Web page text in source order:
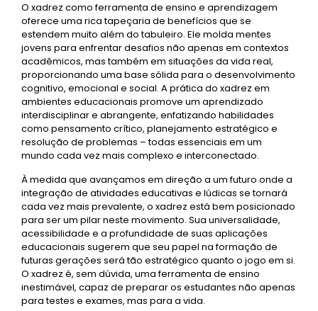
O xadrez como ferramenta de ensino e aprendizagem
oferece uma rica tapeçaria de benefícios que se
estendem muito além do tabuleiro. Ele molda mentes
jovens para enfrentar desafios não apenas em contextos
acadêmicos, mas também em situações da vida real,
proporcionando uma base sólida para o desenvolvimento
cognitivo, emocional e social. A prática do xadrez em
ambientes educacionais promove um aprendizado
interdisciplinar e abrangente, enfatizando habilidades
como pensamento crítico, planejamento estratégico e
resolução de problemas – todas essenciais em um
mundo cada vez mais complexo e interconectado.
À medida que avançamos em direção a um futuro onde a
integração de atividades educativas e lúdicas se tornará
cada vez mais prevalente, o xadrez está bem posicionado
para ser um pilar neste movimento. Sua universalidade,
acessibilidade e a profundidade de suas aplicações
educacionais sugerem que seu papel na formação de
futuras gerações será tão estratégico quanto o jogo em si.
O xadrez é, sem dúvida, uma ferramenta de ensino
inestimável, capaz de preparar os estudantes não apenas
para testes e exames, mas para a vida.